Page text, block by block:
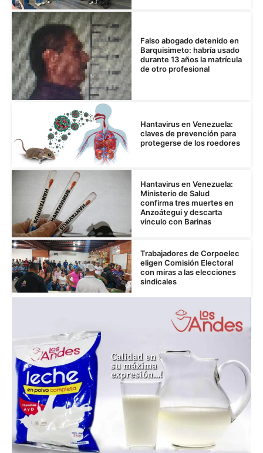
Falso abogado detenido en
Barquisimeto: habría usado
durante 13 años la matrícula
de otro profesional
Hantavirus en Venezuela:
claves de prevención para
protegerse de los roedores
Hantavirus en Venezuela:
Ministerio de Salud
confirma tres muertes en
Anzoátegui y descarta
vínculo con Barinas
Trabajadores de Corpoelec
eligen Comisión Electoral
con miras a las elecciones
sindicales